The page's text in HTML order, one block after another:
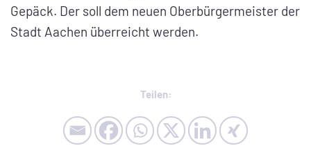
Gepäck. Der soll dem neuen Oberbürgermeister der
Stadt Aachen überreicht werden.
Teilen: